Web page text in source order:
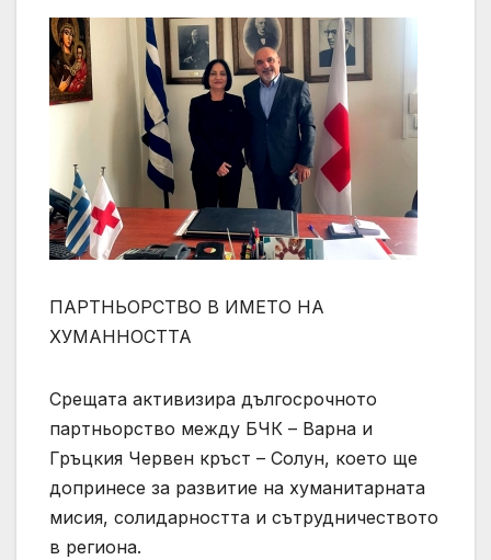
ПАРТНЬОРСТВО В ИМЕТО НА
ХУМАННОСТТА
Срещата активизира дългосрочното
партньорство между БЧК – Варна и
Гръцкия Червен кръст – Солун, което ще
допринесе за развитие на хуманитарната
мисия, солидарността и сътрудничеството
в региона.